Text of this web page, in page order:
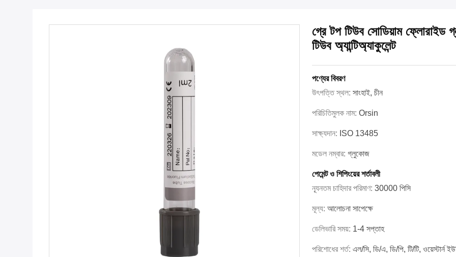
গ্রে টপ টিউব সোডিয়াম ফ্লোরাইড
টিউব অ্যান্টিঅ্যাকুলেন্ট
পণ্যের বিবরণ
উৎপত্তি স্থল: সাংহাই, চীন
পরিচিতিমুলক নাম: Orsin
সাক্ষ্যদান: ISO 13485
মডেল নম্বার: গ্লুকোজ
পেমেন্ট ও শিপিংয়ের শর্তাবলী
ন্যূনতম চাহিদার পরিমাণ: 30000 পিসি
মূল্য: আলোচনা সাপেক্ষে
ডেলিভারি সময়: 1-4 সপ্তাহ
পরিশোধের শর্ত: এল/সি, ডি/এ, ডি/পি, টি/টি, ওয়েস্টার্ন